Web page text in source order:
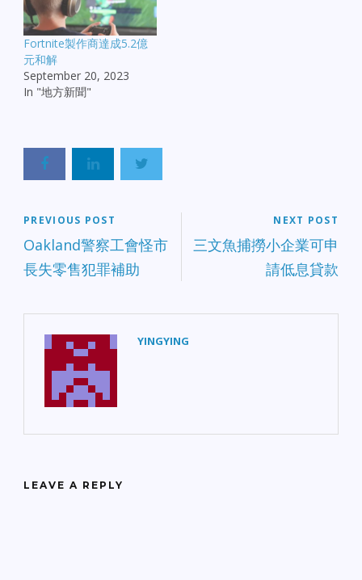
Fortnite製作商達成5.2億
元和解
September 20, 2023
In "地方新聞"
PREVIOUS POST
Oakland警察工會怪市
長失零售犯罪補助
NEXT POST
三文魚捕撈小企業可申
請低息貸款
YINGYING
LEAVE A REPLY